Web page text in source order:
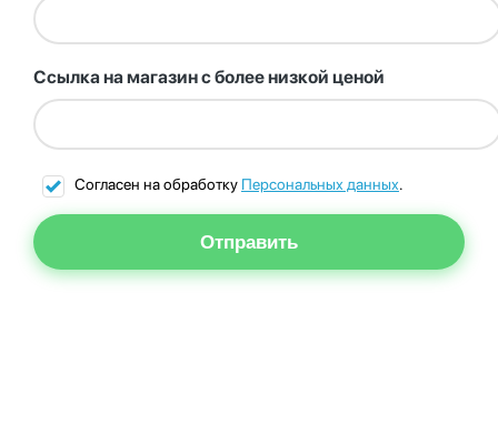
Ссылка на магазин с более низкой ценой
Согласен на обработку Персональных данных.
Отправить